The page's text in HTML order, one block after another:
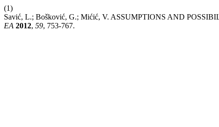
(1)
Savić, L.; Bošković, G.; Mićić, V. ASSUMPTIONS AND
EA 2012, 59, 753-767.